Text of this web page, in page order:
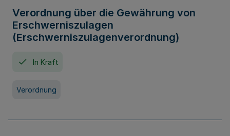
Verordnung über die Gewährung von
Erschwerniszulagen
(Erschwerniszulagenverordnung)
In Kraft
Verordnung